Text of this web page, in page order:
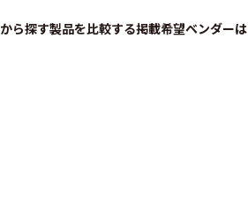
から探す製品を比較する掲載希望ベンダーは